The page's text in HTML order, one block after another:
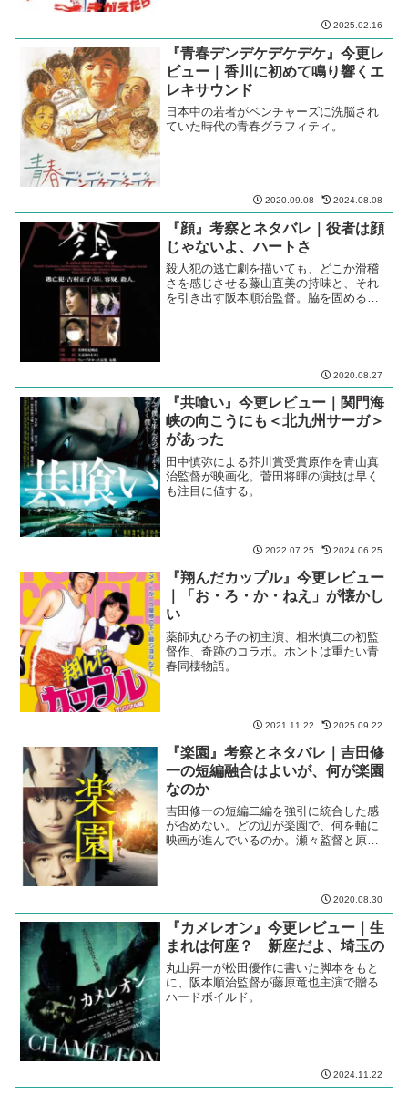
2025.02.16
『青春デンデケデケデケ』今更レ
ビュー｜香川に初めて鳴り響くエ
レキサウンド
日本中の若者がベンチャーズに洗脳され
ていた時代の青春グラフィティ。
2020.09.08 2024.08.08
『顔』考察とネタバレ｜役者は顔
じゃないよ、ハートさ
殺人犯の逃亡劇を描いても、どこか滑稽
さを感じさせる藤山直美の持味と、それ
を引き出す阪本順治監督。脇を固める常
2020.08.27
『共喰い』今更レビュー｜関門海
峡の向こうにも＜北九州サーガ＞
があった
田中慎弥による芥川賞受賞原作を青山真
治監督が映画化。菅田将暉の演技は早く
も注目に値する。
2022.07.25 2024.06.25
『翔んだカップル』今更レビュー
｜「お・ろ・か・ねえ」が懐かし
い
薬師丸ひろ子の初主演、相米慎二の初監
督作、奇跡のコラボ。ホントは重たい青
春同棲物語。
2021.11.22 2025.09.22
『楽園』考察とネタバレ｜吉田修
一の短編融合はよいが、何が楽園
なのか
吉田修一の短編二編を強引に統合した感
が否めない。どの辺が楽園で、何を軸に
映画が進んでいるのか。瀬々監督と原作
2020.08.30
『カメレオン』今更レビュー｜生
まれは何座？ 新座だよ、埼玉の
丸山昇一が松田優作に書いた脚本をもと
に、阪本順治監督が藤原竜也主演で贈る
ハードボイルド。
2024.11.22